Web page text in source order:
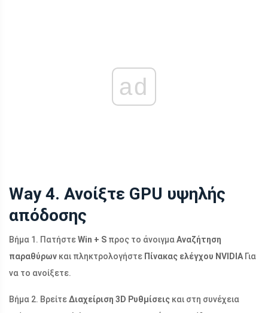
ad
Way 4. Ανοίξτε GPU υψηλής
απόδοσης
Βήμα 1. ΠατήστεWin + S προς το άνοιγμαΑναζήτηση
παραθύρων και πληκτρολογήστε Πίνακας ελέγχου NVIDIA Για
να το ανοίξετε.
Βήμα 2. ΒρείτεΔιαχείριση 3D Ρυθμίσεις και στη συνέχεια